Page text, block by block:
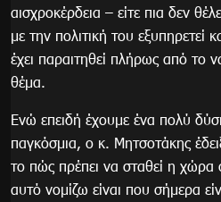
αισχροκέρδεια – είτε πια δεν
με την πολιτική του εξυπηρετεί
έχει παραιτηθεί πλήρως από το
θέμα.
Ενώ επειδή έχουμε ένα πολύ
παγκόσμια, ο κ. Μητσοτάκης
το πώς πρέπει να σταθεί η χώρα
αυτό νομίζω είναι που σήμερα